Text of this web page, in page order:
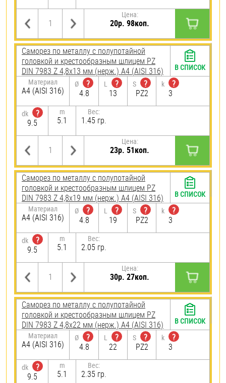
Цена:
20р. 98коп.
Саморез по металлу с полупотайной
головкой и крестообразным шлицем PZ
DIN 7983 Z 4,8х13 мм (нерж.) A4 (AISI 316)
Материал
A4 (AISI 316)
Ø
?
4.8
L
?
13
S
?
PZ2
k
?
3
dk
?
9.5
m
5.1
Вес:
1.45 гр.
Цена:
23р. 51коп.
В СПИСОК
Саморез по металлу с полупотайной
головкой и крестообразным шлицем PZ
DIN 7983 Z 4,8х19 мм (нерж.) A4 (AISI 316)
Материал
A4 (AISI 316)
Ø
?
4.8
L
?
19
S
?
PZ2
k
?
3
dk
?
9.5
m
5.1
Вес:
2.05 гр.
Цена:
30р. 27коп.
В СПИСОК
Саморез по металлу с полупотайной
головкой и крестообразным шлицем PZ
DIN 7983 Z 4,8х22 мм (нерж.) A4 (AISI 316)
Материал
A4 (AISI 316)
Ø
?
4.8
L
?
22
S
?
PZ2
k
?
3
dk
?
9.5
m
5.1
Вес:
2.35 гр.
В СПИСОК